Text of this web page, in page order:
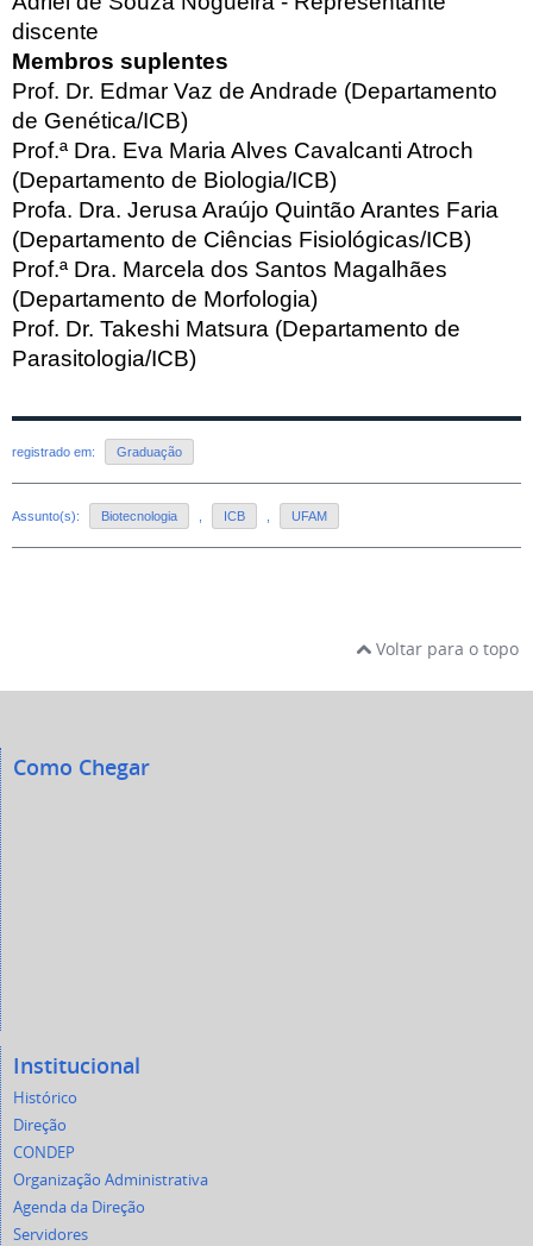
discente
Membros suplentes
Prof. Dr. Edmar Vaz de Andrade (Departamento
de Genética/ICB)
Prof.ª Dra. Eva Maria Alves Cavalcanti Atroch
(Departamento de Biologia/ICB)
Profa. Dra. Jerusa Araújo Quintão Arantes Faria
(Departamento de Ciências Fisiológicas/ICB)
Prof.ª Dra. Marcela dos Santos Magalhães
(Departamento de Morfologia)
Prof. Dr. Takeshi Matsura (Departamento de
Parasitologia/ICB)
registrado em: Graduação
Assunto(s): Biotecnologia ICB UFAM
Voltar para o topo
Como Chegar
Institucional
Histórico
Direção
CONDEP
Organização Administrativa
Agenda da Direção
Servidores